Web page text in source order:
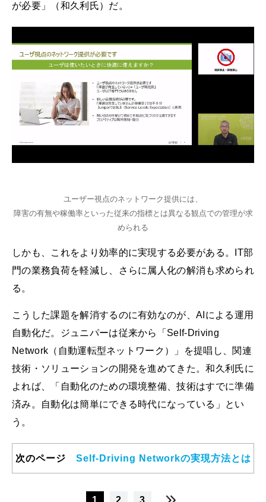
が必要」（和久利氏）だ。
ユーザー視点のネットワーク提供には、
障害の有無や稼働率といった従来の指標とは異なる観点での管理が求
められる
しかも、これをより効率的に実現する必要がある。IT部
門の業務負荷を軽減し、さらに属人化の解消も求められ
る。
こうした課題を解消するのに有効なのが、AIによる運用
自動化だ。ジュニパーは従来から「Self-Driving
Network（自動運転型ネットワーク）」を提唱し、関連
技術・ソリューションの開発を進めてきた。和久利氏に
よれば、「自動化のための環境整備、技術はすでに準備
済み。自動化は簡単にできる時代になっている」とい
う。
次のページ Self-Driving Networkの実現方法とは